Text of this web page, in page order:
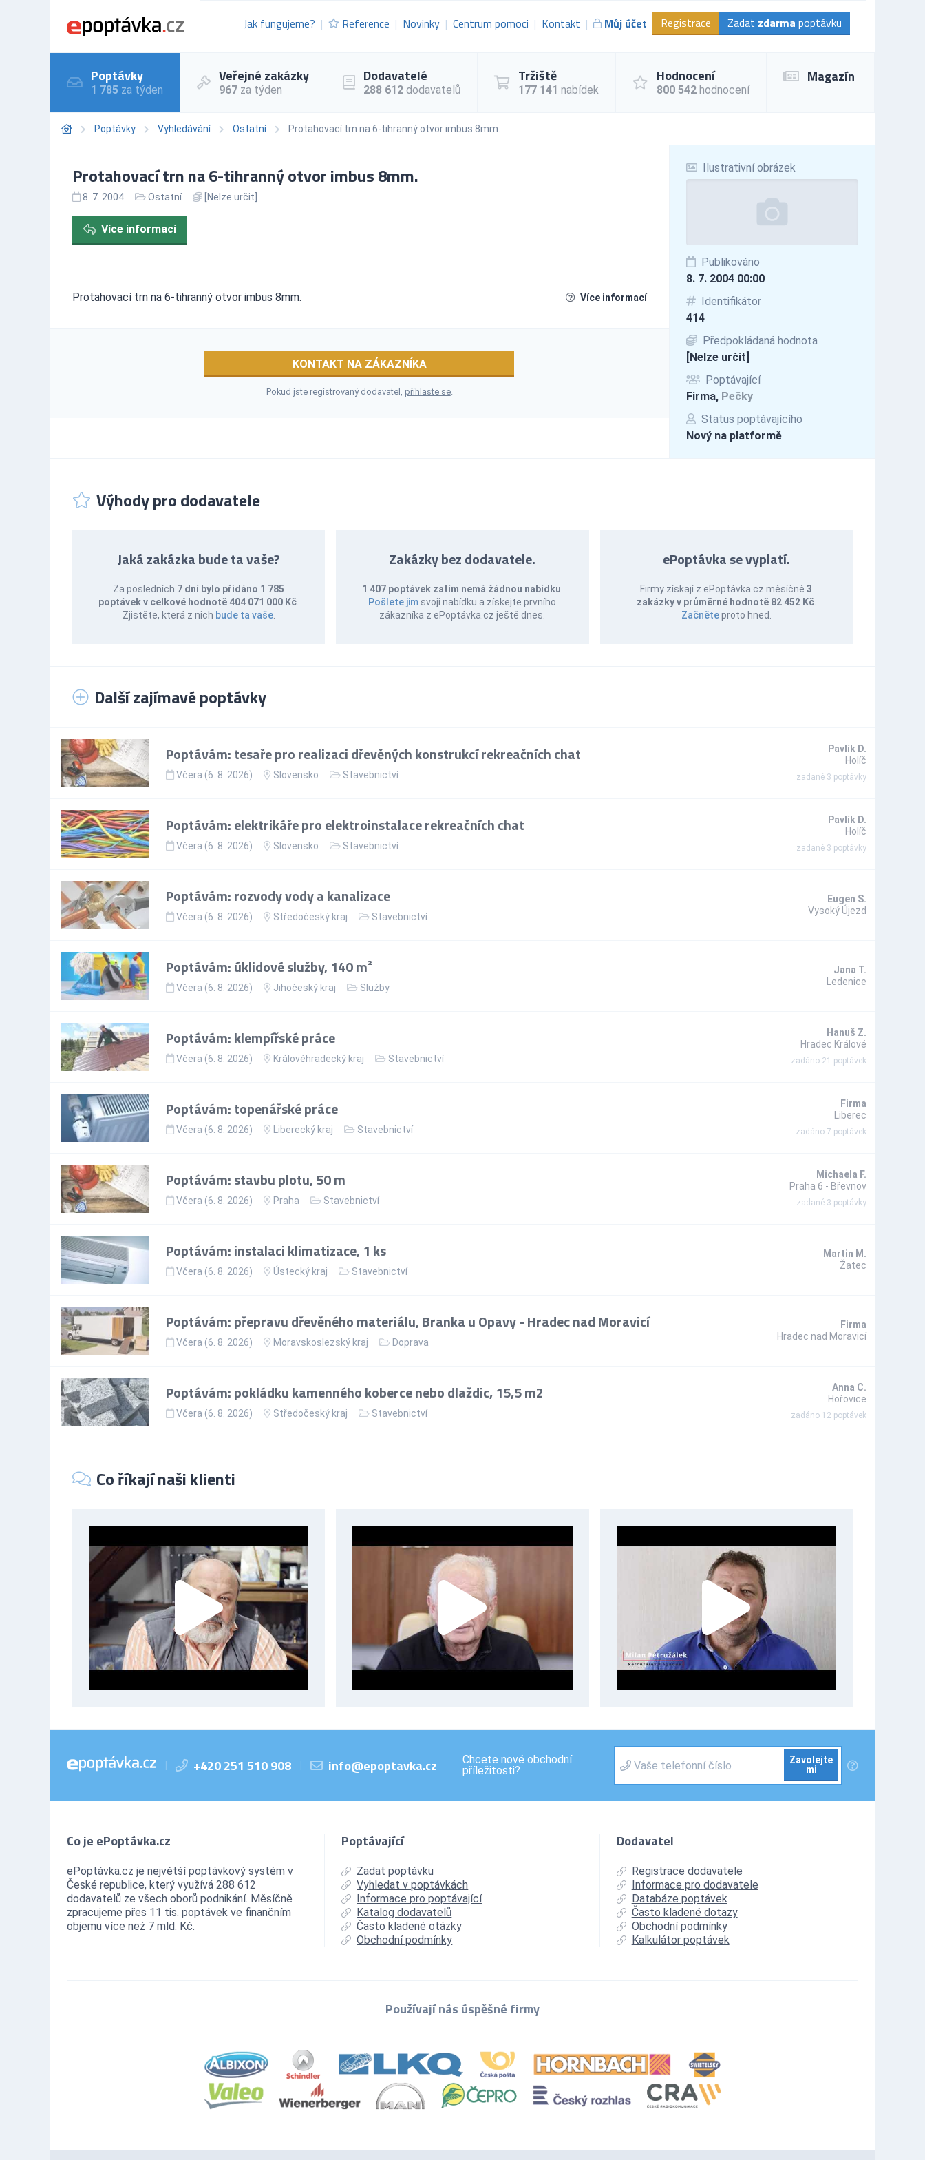
Jak fungujeme? Reference Novinky Centrum pomoci Kontakt Můj účet Registrace Zadat zdarma poptávku
Poptávky
1 785 za týden
Veřejné zakázky
967 za týden
Dodavatelé
288 612 dodavatelů
Tržiště
177 141 nabídek
Hodnocení
800 542 hodnocení
Magazín
Poptávky Vyhledávání Ostatní Protahovací trn na 6-tihranný otvor imbus 8mm.
Ilustrativní obrázek
Publikováno
8. 7. 2004 00:00
Identifikátor
414
Předpokládaná hodnota
[Nelze určit]
Poptávající
Firma, Pečky
Status poptávajícího
Nový na platformě
Protahovací trn na 6-tihranný otvor imbus 8mm.
8. 7. 2004 Ostatní [Nelze určit]
Více informací
Protahovací trn na 6-tihranný otvor imbus 8mm. Více informací
KONTAKT NA ZÁKAZNÍKA
Pokud jste registrovaný dodavatel, přihlaste se.
Výhody pro dodavatele
Jaká zakázka bude ta vaše?
Za posledních 7 dní bylo přidáno 1 785
poptávek v celkové hodnotě 404 071 000 Kč
Zjistěte, která z nich bude ta vaše.
Zakázky bez dodavatele.
1 407 poptávek zatím nemá žádnou nabídku
Pošlete jim svoji nabídku a získejte prvního
zákazníka z ePoptávka.cz ještě dnes.
ePoptávka se vyplatí.
Firmy získají z ePoptávka.cz měsíčně3
zakázky v průměrné hodnotě 82 452 Kč.
Začněteproto hned.
Další zajímavé poptávky
Poptávám: tesaře pro realizaci dřevěných konstrukcí rekreačních chat
Včera (6. 8. 2026) Slovensko Stavebnictví
Pavlík D.
Holíč
zadané 3 poptávky
Poptávám: elektrikáře pro elektroinstalace rekreačních chat
Včera (6. 8. 2026) Slovensko Stavebnictví
Pavlík D.
Holíč
zadané 3 poptávky
Poptávám: rozvody vody a kanalizace
Včera (6. 8. 2026) Středočeský kraj Stavebnictví
Eugen S.
Vysoký Újezd
Poptávám: úklidové služby, 140 m²
Včera (6. 8. 2026) Jihočeský kraj Služby
Jana T.
Ledenice
Poptávám: klempířské práce
Včera (6. 8. 2026) Královéhradecký kraj Stavebnictví
Hanuš Z.
Hradec Králové
zadáno 21 poptávek
Poptávám: topenářské práce
Včera (6. 8. 2026) Liberecký kraj Stavebnictví
Firma
Liberec
zadáno 7 poptávek
Poptávám: stavbu plotu, 50 m
Včera (6. 8. 2026) Praha Stavebnictví
Michaela F.
Praha 6 - Břevnov
zadané 3 poptávky
Poptávám: instalaci klimatizace, 1 ks
Včera (6. 8. 2026) Ústecký kraj Stavebnictví
Martin M.
Žatec
Poptávám: přepravu dřevěného materiálu, Branka u Opavy - Hradec nad Moravicí
Včera (6. 8. 2026) Moravskoslezský kraj Doprava
Firma
Hradec nad Moravicí
Poptávám: pokládku kamenného koberce nebo dlaždic, 15,5 m2
Včera (6. 8. 2026) Středočeský kraj Stavebnictví
Anna C.
Hořovice
zadáno 12 poptávek
Co říkají naši klienti
| +420 251 510 908 | info@epoptavka.cz
Chcete nové obchodní
příležitosti?
Zavolejte
mi
Co je ePoptávka.cz
ePoptávka.cz je největší poptávkový systém v
České republice, který využívá 288 612
dodavatelů ze všech oborů podnikání. Měsíčně
zpracujeme přes 11 tis. poptávek ve finančním
objemu více než 7 mld. Kč.
Poptávající
Zadat poptávku
Vyhledat v poptávkách
Informace pro poptávající
Katalog dodavatelů
Často kladené otázky
Obchodní podmínky
Dodavatel
Registrace dodavatele
Informace pro dodavatele
Databáze poptávek
Často kladené dotazy
Obchodní podmínky
Kalkulátor poptávek
Používají nás úspěšné firmy